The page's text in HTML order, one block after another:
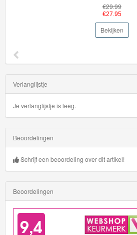
€29.99
€27.95
Bekijken
Verlanglijstje
Je verlanglijstje is leeg.
Beoordelingen
Schrijf een beoordeling over dit artikel!
Beoordelingen